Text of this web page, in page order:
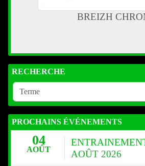
BREIZH
RECHERCHE
PROCHAINS ÉVÉNEMENTS
04
AOÛT
AOÛT 2026